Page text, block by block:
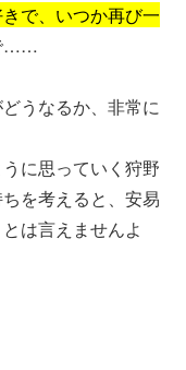
で、いつか再び一
……
うなるか、非常に
に思っていく狩野
を考えると、安易
は言えませんよ